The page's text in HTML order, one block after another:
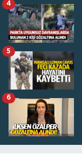
4
5
6